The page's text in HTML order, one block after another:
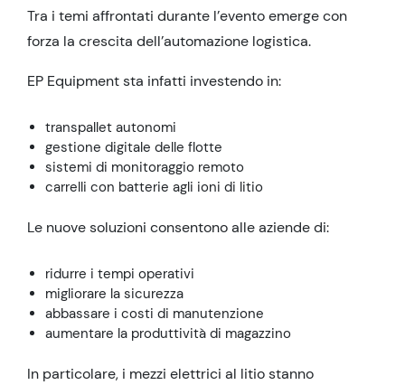
Tra i temi affrontati durante l’evento emerge con
forza la crescita dell’automazione logistica.
EP Equipment sta infatti investendo in:
transpallet autonomi
gestione digitale delle flotte
sistemi di monitoraggio remoto
carrelli con batterie agli ioni di litio
Le nuove soluzioni consentono alle aziende di:
ridurre i tempi operativi
migliorare la sicurezza
abbassare i costi di manutenzione
aumentare la produttività di magazzino
In particolare, i mezzi elettrici al litio stanno